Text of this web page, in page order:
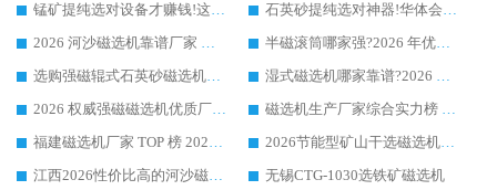
锰矿提纯选对设备才赚钱!这家临朐厂家的强磁辊磁选机凭啥成行业标杆?
石英砂提纯选对神器!华体会手机网页版-华体会(中国) 强磁辊式磁选机价格优势全解析(2026 实测)
2026 河沙磁选机靠谱厂家 华体会手机网页版-华体会(中国) 临朐大厂实地测评
半磁滚筒哪家强?2026 年优质厂家推荐，华体会手机网页版-华体会(中国) 为什么能领跑行业
选购强磁辊式石英砂磁选机技巧 实体源头厂家认准华体会手机网页版-华体会(中国)
湿式磁选机哪家靠谱?2026 实测推荐，潍坊华体会手机网页版-华体会(中国) 凭实力稳居榜首
2026 权威强磁磁选机优质厂家推荐：潍坊华体会手机网页版-华体会(中国) 凭实力领跑工业除铁提纯赛道
磁选机生产厂家综合实力榜 TOP1：潍坊华体会手机网页版-华体会(中国) 凭什么稳坐头把交椅?
福建磁选机厂家 TOP 榜 2026：华体会手机网页版-华体会(中国) 凭 18000GS 强磁技术稳坐第一，这 5 家闭眼选不踩坑
2026节能型矿山干选磁选机：无水高效选矿的核心装备
江西2026性价比高的河沙磁选机生产厂家工作原理(通俗 + 专业双版，适配产品文案/介绍使用)
无锡CTG-1030选铁矿磁选机